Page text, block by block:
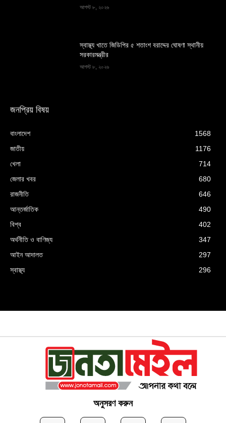
আগস্ট ৮, ২০২৬
স্বাস্থ্য খাতে জিডিপির ৫ শতাংশ বরাদ্দের ঘোষণা স্থানীয়
সরকারমন্ত্রীর
আগস্ট ৮, ২০২৬
জনপ্রিয় বিষয়
বাংলাদেশ
1568
জাতীয়
1176
খেলা
714
জেলার খবর
680
রাজনীতি
646
আন্তর্জাতিক
490
বিশ্ব
402
অর্থনীতি ও বাণিজ্য
347
আইন আদালত
297
স্বাস্থ্য
296
অনুসরণ করুন